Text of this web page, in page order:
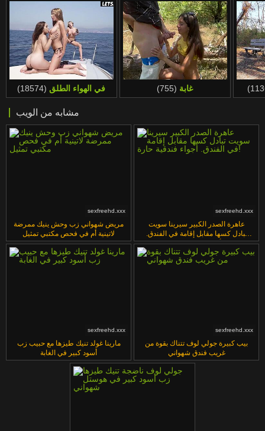
في الهواء الطلق (18574) غابة (755)
مشابه من الويب
sexfreehd.xxx
مريض شهواني زب وحش ينيك ممرضة
لاتينية أم في فحص مكتبي تمثيل
sexfreehd.xxx
عاهرة الصدر الكبير سيرينا سويت
تبادل كسها مقابل إقامة في الفندق.
أجواء فندقية حارة!
sexfreehd.xxx
مارينا غولد تنيك طيزها مع حبيب زب
أسود كبير في الغابة
sexfreehd.xxx
بيب كبيرة جولي لوف تتناك بقوة من
غريب فندق شهواني